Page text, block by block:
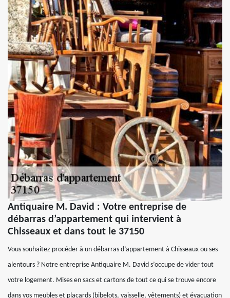
Antiquaire M. David : Votre entreprise de
débarras d’appartement qui intervient à
Chisseaux et dans tout le 37150
Vous souhaitez procéder à un débarras d’appartement à Chisseaux ou ses
alentours ? Notre entreprise Antiquaire M. David s’occupe de vider tout
votre logement. Mises en sacs et cartons de tout ce qui se trouve encore
dans vos meubles et placards (bibelots, vaisselle, vêtements) et évacuation